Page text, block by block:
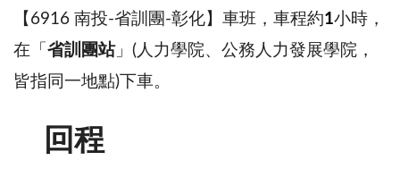
【6916 南投-省訓團-彰化】車班，車程約1小時，
在「 省訓團站」(人力學院、公務人力發展學院，
皆指同一地點)下車。
回程